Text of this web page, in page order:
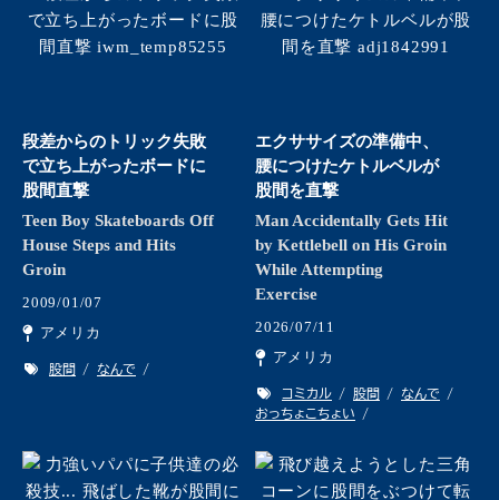
段差からのトリック失敗
で立ち上がったボードに
股間直撃
Teen Boy Skateboards Off
House Steps and Hits
Groin
2009/01/07
アメリカ
股間 なんで
エクササイズの準備中、
腰につけたケトルベルが
股間を直撃
Man Accidentally Gets Hit
by Kettlebell on His Groin
While Attempting
Exercise
2026/07/11
アメリカ
コミカル 股間
なんで
おっちょこちょい